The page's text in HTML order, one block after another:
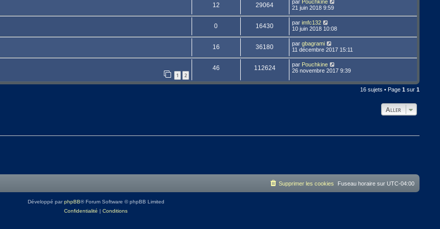
12 29064 par Pouchkine
21 juin 2018 9:59
0 16430 par imfc132
10 juin 2018 10:08
16 36180 par gbagrami
11 décembre 2017 15:11
1 2
46 112624 par Pouchkine
26 novembre 2017 9:39
16 sujets • Page 1sur 1
Aller
Fuseau horaire sur UTC-04:00
Supprimer les cookies
Développé parphpBB® Forum Software © phpBB Limited
Confidentialité | Conditions